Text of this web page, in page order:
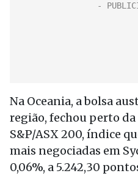
Na Oceania, a bolsa
região, fechou perto
S&P/ASX 200, índice
mais negociadas em
0,06%, a 5.242,30